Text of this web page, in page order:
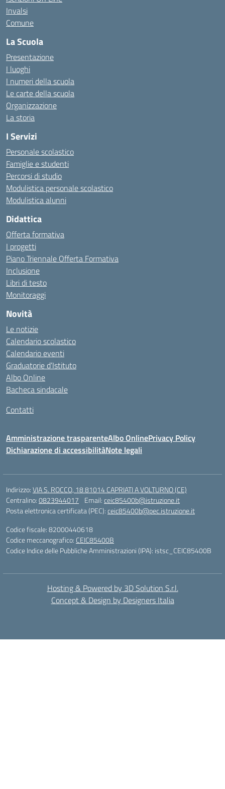
Invalsi
Comune
La Scuola
Presentazione
I luoghi
I numeri della scuola
Le carte della scuola
Organizzazione
La storia
I Servizi
Personale scolastico
Famiglie e studenti
Percorsi di studio
Modulistica personale scolastico
Modulistica alunni
Didattica
Offerta formativa
I progetti
Piano Triennale Offerta Formativa
Inclusione
Libri di testo
Monitoraggi
Novità
Le notizie
Calendario scolastico
Calendario eventi
Graduatorie d’Istituto
Albo Online
Bacheca sindacale
Contatti
Amministrazione trasparenteAlbo OnlinePrivacy Policy
Dichiarazione di accessibilitàNote legali
Indirizzo:VIA S. ROCCO, 18 81014 CAPRIATI A VOLTURNO (CE)
Centralino:0823944017 Email:ceic85400b@istruzione.it
Posta elettronica certificata (PEC):ceic85400b@pec.istruzione.it
Codice fiscale: 82000440618
Codice meccanografico: CEIC85400B
Codice Indice delle Pubbliche Amministrazioni (IPA): istsc_CEIC85400B
Hosting & Powered by 3D Solution S.r.l.
Concept & Design by Designers Italia